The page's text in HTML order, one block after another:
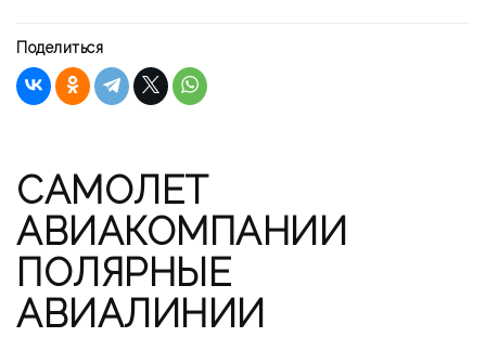
Поделиться
САМОЛЕТ
АВИАКОМПАНИИ
ПОЛЯРНЫЕ
АВИАЛИНИИ